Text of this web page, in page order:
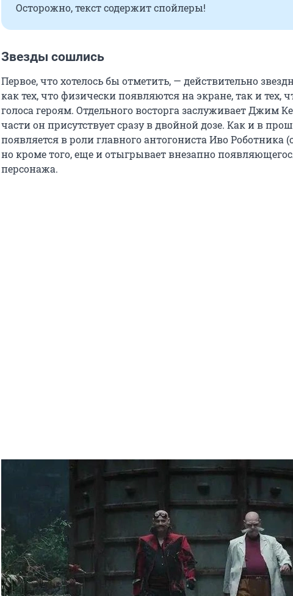
Осторожно, текст содержит спойлеры!
Звезды сошлись
Первое, что хотелось бы отметить, — действительно
как тех, что физически появляются на экране, так и тех,
голоса героям. Отдельного восторга заслуживает Джим
части он присутствует сразу в двойной дозе. Как и в
появляется в роли главного антогониста Иво Роботника
но кроме того, еще и отыгрывает внезапно
персонажа.